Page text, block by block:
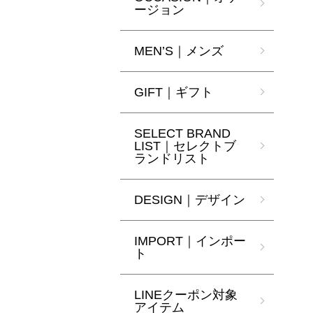
ージョン
MEN’S｜メンズ
GIFT｜ギフト
SELECT BRAND
LIST｜セレクトブ
ランドリスト
DESIGN｜デザイン
IMPORT｜インポー
ト
LINEクーポン対象
アイテム